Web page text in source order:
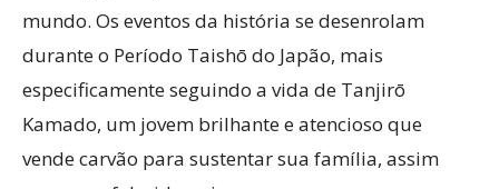
mundo. Os eventos da história se desenrolam
durante o Período Taishō do Japão, mais
especificamente seguindo a vida de Tanjirō
Kamado, um jovem brilhante e atencioso que
vende carvão para sustentar sua família, assim